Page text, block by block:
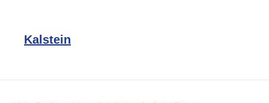
Kalstein